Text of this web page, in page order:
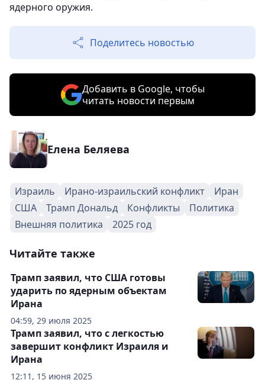
ядерного оружия.
Поделитесь новостью
Добавить в Google, чтобы
читать новости первым
Елена Беляева
Израиль Ирано-израильский конфликт
Иран
США
Трамп Дональд Конфликты
Политика
Внешняя политика
2025 год
Читайте также
04:59, 29 июля 2025
Трамп заявил, что США готовы
ударить по ядерным объектам
Ирана
12:11, 15 июня 2025
Трамп заявил, что с легкостью
завершит конфликт Израиля и
Ирана